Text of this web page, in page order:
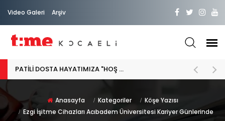
Video Galeri Arşiv
Anasayfa Kategoriler
Köşe Yazısı
Ezgi İşitme Cihazları Acıbadem Üniversitesi Kariyer Günlerinde